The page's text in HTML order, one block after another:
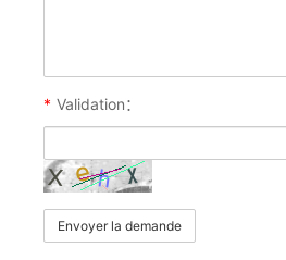
* Validation：
Envoyer la demande